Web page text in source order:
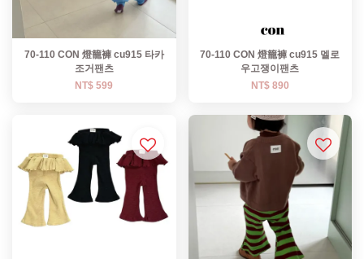
70-110 CON 燈籠褲 cu915 타카
조거팬츠
NT$ 599
70-110 CON 燈籠褲 cu915 멜로
우고쟁이팬츠
NT$ 890